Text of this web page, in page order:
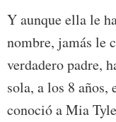
Y aunque ella le
nombre, jamás le
verdadero padre,
sola, a los 8 años,
conoció a Mia